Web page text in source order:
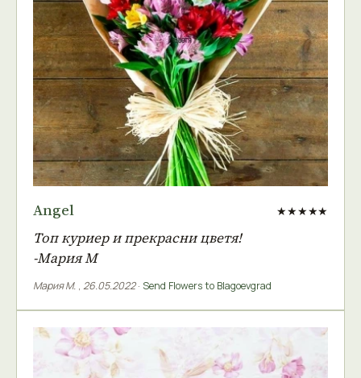
Angel ★★★★★
Топ куриер и прекрасни цветя!
-Мария М
Мария М. , 26.05.2022· Send Flowers to Blagoevgrad